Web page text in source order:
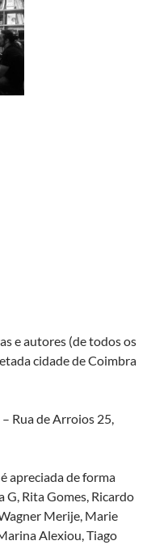
e autores (de todos os
cidade de Coimbra
Rua de Arroios 25,
apreciada de forma
G, Rita Gomes, Ricardo
Merije, Marie
Alexiou, Tiago